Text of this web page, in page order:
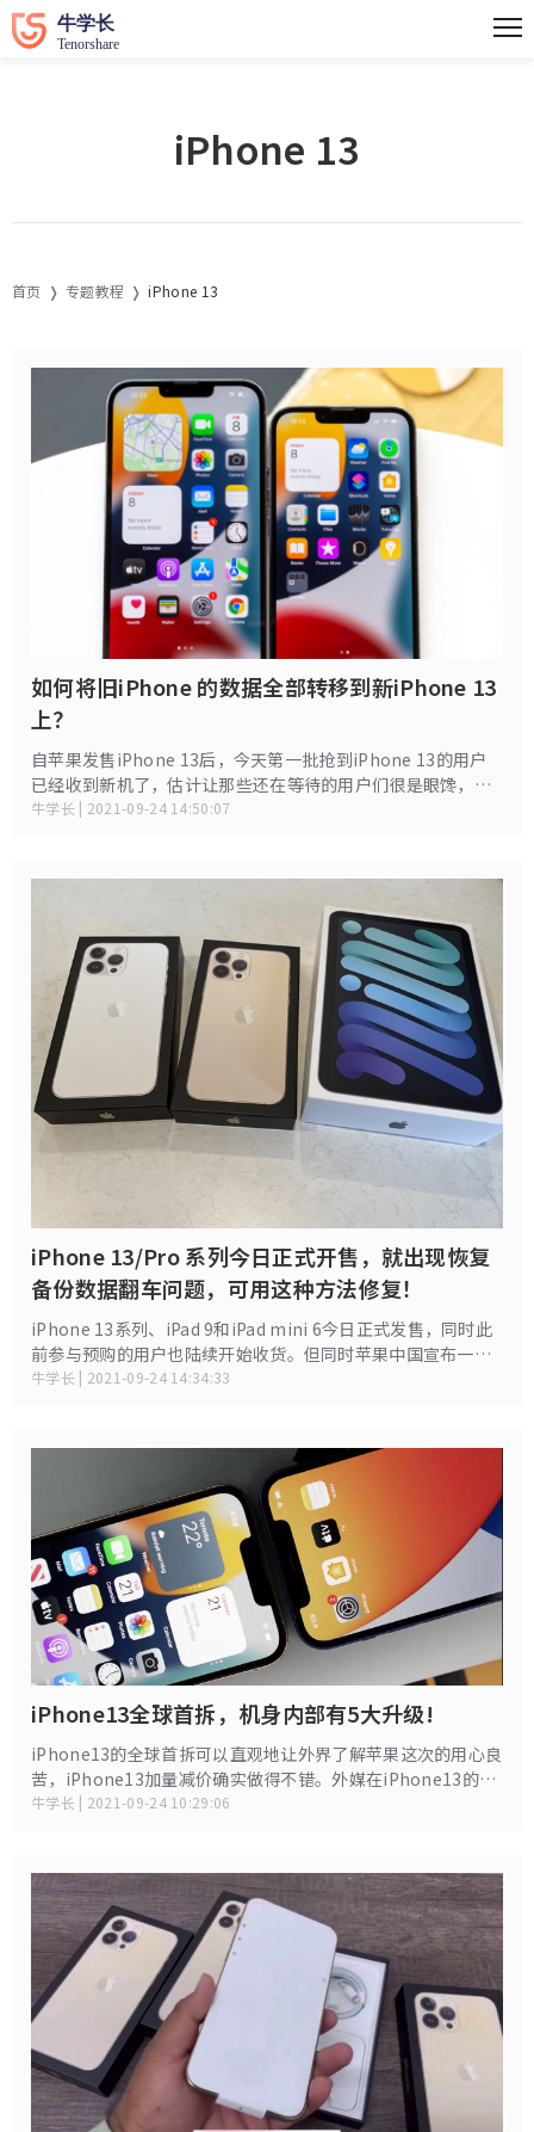
iPhone 13
首页 专题教程 iPhone 13
如何将旧iPhone 的数据全部转移到新iPhone 13
上？
自苹果发售iPhone 13后，今天第一批抢到iPhone 13的用户
已经收到新机了，估计让那些还在等待的用户们很是眼馋，也
很是手痒。不过别急，先把如何将旧iPhone 的数据全部转移
牛学长 | 2021-09-24 14:50:07
iPhone 13/Pro 系列今日正式开售，就出现恢复
备份数据翻车问题，可用这种方法修复！
iPhone 13系列、iPad 9和iPad mini 6今日正式发售，同时此
前参与预购的用户也陆续开始收货。但同时苹果中国宣布一个
BUG，如果从备份恢复新iPhone或iPad，则可能会出现在新设
牛学长 | 2021-09-24 14:34:33
iPhone13全球首拆，机身内部有5大升级!
iPhone13的全球首拆可以直观地让外界了解苹果这次的用心良
苦，iPhone13加量减价确实做得不错。外媒在iPhone13的拆
机图上，用不同颜色的笔迹进行标注，iPhone13机身内部共有
牛学长 | 2021-09-24 10:29:06